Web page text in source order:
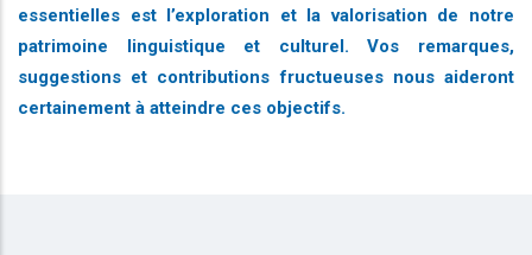
essentielles est l’exploration et la valorisation de notre
patrimoine linguistique et culturel. Vos remarques,
suggestions et contributions fructueuses nous aideront
certainement à atteindre ces objectifs.